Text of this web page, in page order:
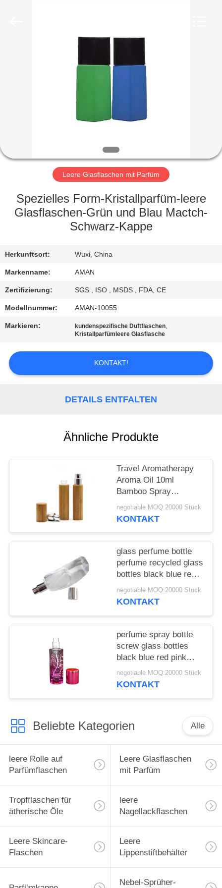
PRODUKTE
VR-
SHOW
ÜBER
UNS
QUALITÄTSKONTROLLE
KONTAKT
MIT
NACHRICHT
ANGEBOT
ANFORDERN
SITEMAP
PRIVACY
POLICY
Leere Glasflaschen mit Parfüm
Spezielles Form-Kristallparfüm-leere
Glasflaschen-Grün und Blau Mactch-
Schwarz-Kappe
Herkunftsort: Wuxi, China
Markenname: AMAN
Zertifizierung: SGS , ISO , MSDS , FDA, CE
Modellnummer: AMAN-10055
Markieren: kundenspezifische Duftflaschen,
Kristallparfümleere Glasflasche
KONTAKT!
DETAILS ENTFALTEN
Ähnliche Produkte
Travel Aromatherapy
Aroma Oil 10ml
Bamboo Spray
Perfume Bottle With
Screw Spray Cap
negotiable MOQ:20000 Stück
KONTAKT
glass perfume bottle
perfume recycled glass
bottles black blue red
pink green cap plastic
and metal
negotiable MOQ:20000 Stück
KONTAKT
perfume spray bottle
screw glass bottles
black blue red pink
green cap plastic and
metal
negotiable MOQ:20000 Stück
KONTAKT
Beliebte Kategorien Alle
leere Rolle auf
Parfümflaschen
Leere Glasflaschen
mit Parfüm
Tropfflaschen für
ätherische Öle
leere
Nagellackflaschen
Leere Skincare-
Flaschen
Leere
Lippenstiftbehälter
Nebel-Sprüher-